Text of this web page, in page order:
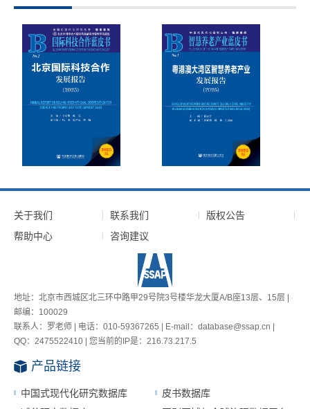
关于我们 联系我们
版权公告
帮助中心
咨询建议
地址：北京市西城区北三环中路甲29号院3号楼华龙大厦A/B座13层、15层 |
邮编：100029
联系人：罗老师 | 电话：010-59367265 | E-mail：database@ssap.cn |
QQ：2475522410 | 您当前的IP是： 216.73.217.5
产品链接
中国式现代化研究数据库
皮书数据库